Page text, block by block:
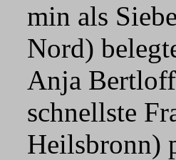
min als
Nord)
Anja
schnellste
Heilsbronn)